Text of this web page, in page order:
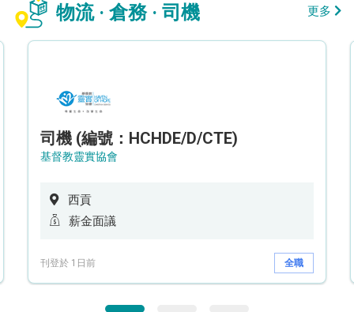
物流 · 倉務 · 司機 更多
司機 (編號：HCHDE/D/CTE)
基督教靈實協會
西貢
薪金面議
刊登於 1日前 全職